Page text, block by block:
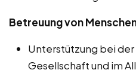
Betreuung von
Unterstützung bei
Gesellschaft und im